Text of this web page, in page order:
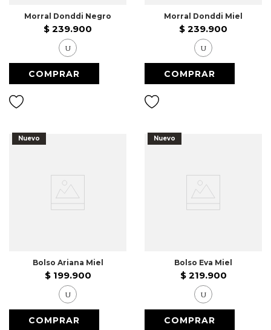
Morral Donddi Negro
$ 239.900
U
Morral Donddi Miel
$ 239.900
U
Nuevo
Bolso Ariana Miel
$ 199.900
U
Nuevo
Bolso Eva Miel
$ 219.900
U